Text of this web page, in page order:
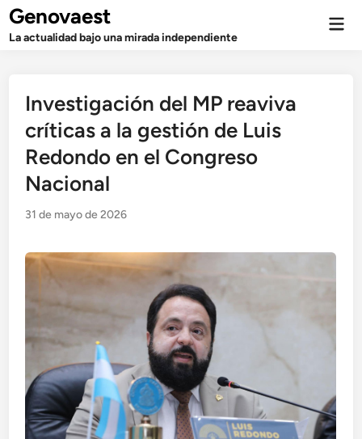
Saltar
contenido
Genovaest
La actualidad bajo una mirada independiente
Investigación del MP reaviva
críticas a la gestión de Luis
Redondo en el Congreso
Nacional
31 de mayo de 2026